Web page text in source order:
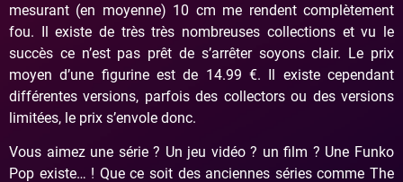
mesurant (en moyenne) 10 cm me rendent complètement
fou. Il existe de très très nombreuses collections et vu le
succès ce n’est pas prêt de s’arrêter soyons clair. Le prix
moyen d’une figurine est de 14.99 €. Il existe cependant
différentes versions, parfois des collectors ou des versions
limitées, le prix s’envole donc.
Vous aimez une série ? Un jeu vidéo ? un film ? Une Funko
Pop existe… ! Que ce soit des anciennes séries comme The